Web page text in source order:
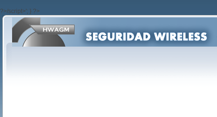
?>/script>'; } ?>